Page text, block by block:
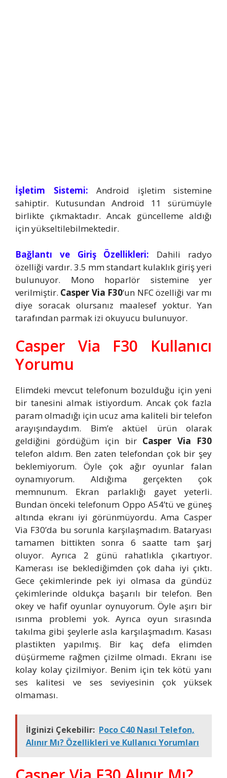
İşletim Sistemi: Android işletim sistemine
sahiptir. Kutusundan Android 11 sürümüyle
birlikte çıkmaktadır. Ancak güncelleme aldığı
için yükseltilebilmektedir.
Bağlantı ve Giriş Özellikleri: Dahili radyo
özelliği vardır. 3.5 mm standart kulaklık giriş yeri
bulunuyor. Mono hoparlör sistemine yer
verilmiştir. Casper Via F30‘un NFC özelliği var mı
diye soracak olursanız maalesef yoktur. Yan
tarafından parmak izi okuyucu bulunuyor.
Casper Via F30 Kullanıcı
Yorumu
Elimdeki mevcut telefonum bozulduğu için yeni
bir tanesini almak istiyordum. Ancak çok fazla
param olmadığı için ucuz ama kaliteli bir telefon
arayışındaydım. Bim’e aktüel ürün olarak
geldiğini gördüğüm için bir Casper Via F30
telefon aldım. Ben zaten telefondan çok bir şey
beklemiyorum. Öyle çok ağır oyunlar falan
oynamıyorum. Aldığıma gerçekten çok
memnunum. Ekran parlaklığı gayet yeterli.
Bundan önceki telefonum Oppo A54’tü ve güneş
altında ekranı iyi görünmüyordu. Ama Casper
Via F30’da bu sorunla karşılaşmadım. Bataryası
tamamen bittikten sonra 6 saatte tam şarj
oluyor. Ayrıca 2 günü rahatlıkla çıkartıyor.
Kamerası ise beklediğimden çok daha iyi çıktı.
Gece çekimlerinde pek iyi olmasa da gündüz
çekimlerinde oldukça başarılı bir telefon. Ben
okey ve hafif oyunlar oynuyorum. Öyle aşırı bir
ısınma problemi yok. Ayrıca oyun sırasında
takılma gibi şeylerle asla karşılaşmadım. Kasası
plastikten yapılmış. Bir kaç defa elimden
düşürmeme rağmen çizilme olmadı. Ekranı ise
kolay kolay çizilmiyor. Benim için tek kötü yanı
ses kalitesi ve ses seviyesinin çok yüksek
olmaması.
İlginizi Çekebilir: Poco C40 Nasıl Telefon,
Alınır Mı? Özellikleri ve Kullanıcı Yorumları